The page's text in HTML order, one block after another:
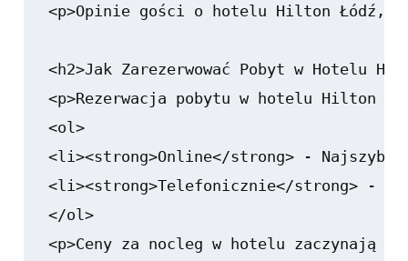
<p>Opinie gości o hotelu Hilton Łódź,
<h2>Jak Zarezerwować Pobyt w Hotelu
<p>Rezerwacja pobytu w hotelu Hilton
<ol>
<li><strong>Online</strong> -
<li><strong>Telefonicznie</strong> -
</ol>
<p>Ceny za nocleg w hotelu zaczynają